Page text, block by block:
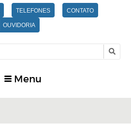
TELEFONES CONTATO
OUVIDORIA
Menu